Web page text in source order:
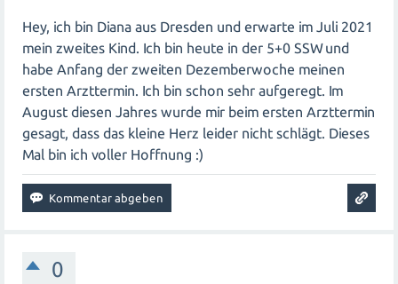
Hey, ich bin Diana aus Dresden und erwarte im Juli 2021
mein zweites Kind. Ich bin heute in der 5+0 SSW und
habe Anfang der zweiten Dezemberwoche meinen
ersten Arzttermin. Ich bin schon sehr aufgeregt. Im
August diesen Jahres wurde mir beim ersten Arzttermin
gesagt, dass das kleine Herz leider nicht schlägt. Dieses
Mal bin ich voller Hoffnung :)
0